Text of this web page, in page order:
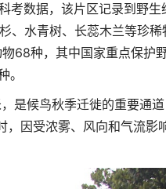
考数据，该片区记录到野生
、水青树、长蕊木兰等珍稀
68种，其中国家重点保护
。
是候鸟秋季迁徙的重要通
，因受浓雾、风向和气流影